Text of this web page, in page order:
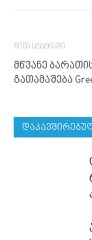
წინა სტატიაში
მწვანე
გათამაშება